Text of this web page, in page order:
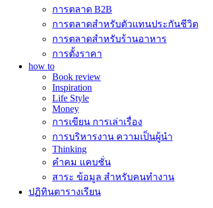
การตลาด B2B
การตลาดสำหรับตัวแทนประกันชีวิต
การตลาดสำหรับร้านอาหาร
การตั้งราคา
how to
Book review
Inspiration
Life Style
Money
การเขียน การเล่าเรื่อง
การบริหารงาน ความเป็นผู้นำ
Thinking
คำคม แคบชั่น
สาระ ข้อมูล สำหรับคนทำงาน
ปฏิทินตารางเรียน